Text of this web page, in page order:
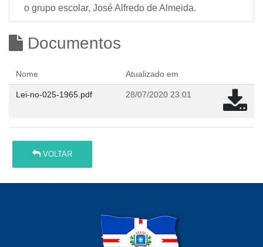
o grupo escolar, José Alfredo de Almeida.
Documentos
Nome Atualizado em
Lei-no-025-1965.pdf 28/07/2020 23:01
VOLTAR